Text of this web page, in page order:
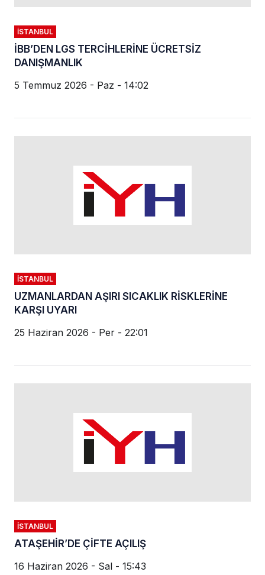
İSTANBUL
İBB’DEN LGS TERCİHLERİNE ÜCRETSİZ
DANIŞMANLIK
5 Temmuz 2026 - Paz - 14:02
İSTANBUL
UZMANLARDAN AŞIRI SICAKLIK RİSKLERİNE
KARŞI UYARI
25 Haziran 2026 - Per - 22:01
İSTANBUL
ATAŞEHİR’DE ÇİFTE AÇILIŞ
16 Haziran 2026 - Sal - 15:43